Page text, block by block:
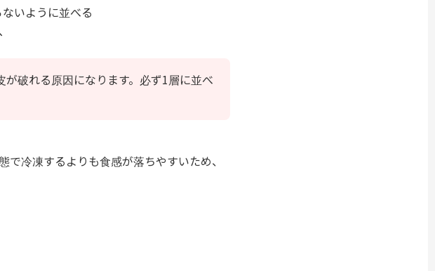
いように並べる
破れる原因になります。必ず1層に並べ
冷凍するよりも食感が落ちやすいため、